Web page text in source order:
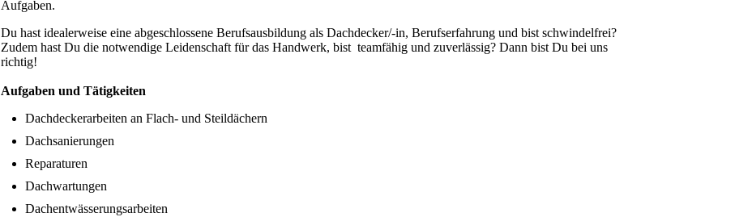
Aufgaben.
Du hast idealerweise eine abgeschlossene Berufsausbildung als Dachdecker/-in, Berufserfahrung und bist schwindelfrei?
Zudem hast Du die notwendige Leidenschaft für das Handwerk, bist teamfähig und zuverlässig? Dann bist Du bei uns
richtig!
Aufgaben und Tätigkeiten
Dachdeckerarbeiten an Flach- und Steildächern
Dachsanierungen
Reparaturen
Dachwartungen
Dachentwässerungsarbeiten